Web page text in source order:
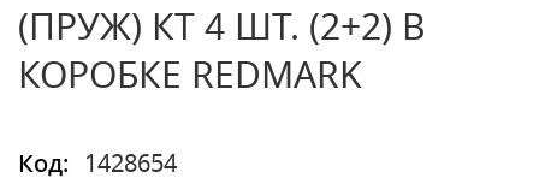
(ПРУЖ) КТ 4 ШТ. (2+2) В
КОРОБКЕ REDMARK
Код:
1428654